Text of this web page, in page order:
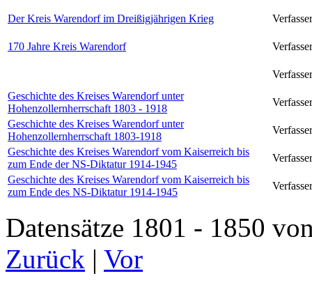
Der Kreis Warendorf im Dreißigjährigen Krieg
170 Jahre Kreis Warendorf
Geschichte des Kreises Warendorf unter
Hohenzollernherrschaft 1803 - 1918
Geschichte des Kreises Warendorf unter
Hohenzollernherrschaft 1803-1918
Geschichte des Kreises Warendorf vom Kaiserreich bis
zum Ende der NS-Diktatur 1914-1945
Geschichte des Kreises Warendorf vom Kaiserreich bis
zum Ende des NS-Diktatur 1914-1945
Datensätze 1801 - 1850
Zurück | Vor